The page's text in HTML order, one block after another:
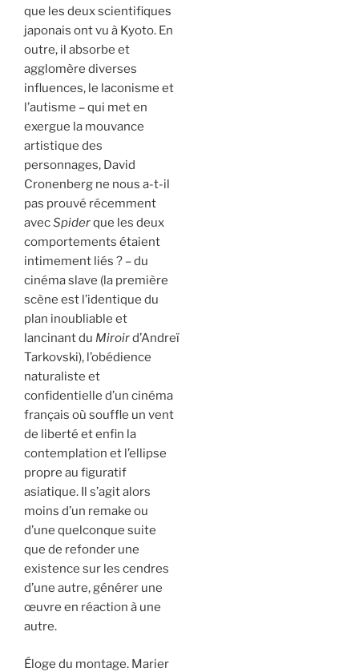
que les deux scientifiques
japonais ont vu à Kyoto. En
outre, il absorbe et
agglomère diverses
influences, le laconisme et
l’autisme – qui met en
exergue la mouvance
artistique des
personnages, David
Cronenberg ne nous a-t-il
pas prouvé récemment
avecSpiderque les deux
comportements étaient
intimement liés ? – du
cinéma slave (la première
scène est l’identique du
plan inoubliable et
lancinant du Miroird’Andreï
Tarkovski), l’obédience
naturaliste et
confidentielle d’un cinéma
français où souffle un vent
de liberté et enfin la
contemplation et l’ellipse
propre au figuratif
asiatique. Il s’agit alors
moins d’un remake ou
d’une quelconque suite
que de refonder une
existence sur les cendres
d’une autre, générer une
œuvre en réaction à une
autre.
Éloge du montage. Marier